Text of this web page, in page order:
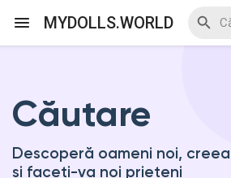
MYDOLLS.WORLD
Discover Events
My Events
Căutare
Descoperă oameni noi,
și faceti-va noi prieteni